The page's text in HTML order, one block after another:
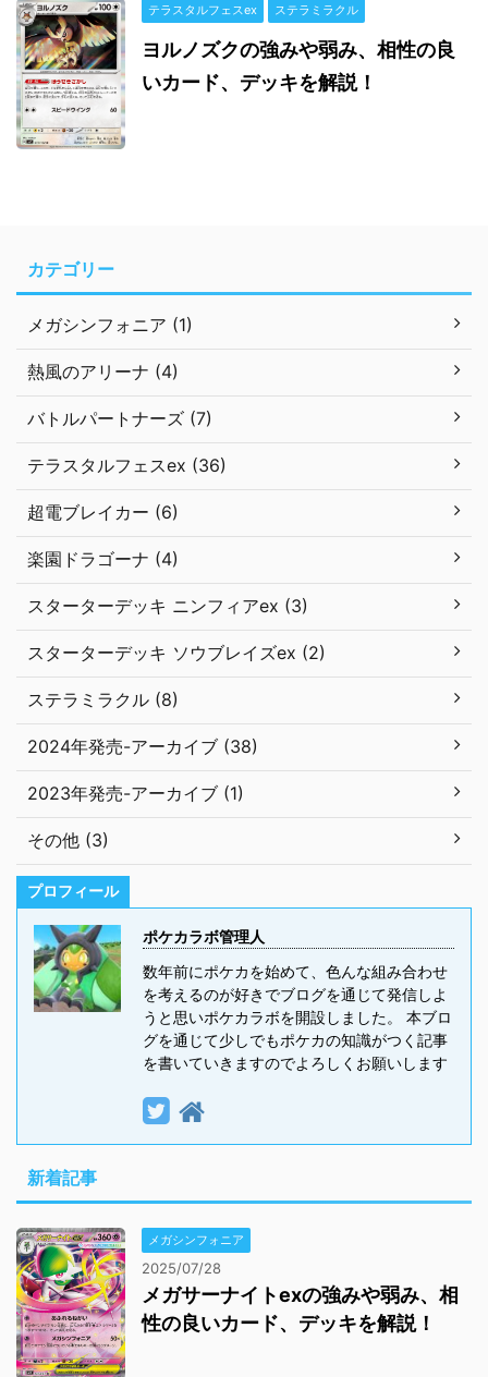
テラスタルフェスex ステラミラクル
ヨルノズクの強みや弱み、相性の良
いカード、デッキを解説！
カテゴリー
メガシンフォニア (1)
熱風のアリーナ (4)
バトルパートナーズ (7)
テラスタルフェスex (36)
超電ブレイカー (6)
楽園ドラゴーナ (4)
スターターデッキ ニンフィアex (3)
スターターデッキ ソウブレイズex (2)
ステラミラクル (8)
2024年発売-アーカイブ (38)
2023年発売-アーカイブ (1)
その他 (3)
プロフィール
ポケカラボ管理人
数年前にポケカを始めて、色んな組み合わせ
を考えるのが好きでブログを通じて発信しよ
うと思いポケカラボを開設しました。 本ブロ
グを通じて少しでもポケカの知識がつく記事
を書いていきますのでよろしくお願いします
新着記事
メガシンフォニア
2025/07/28
メガサーナイトexの強みや弱み、相
性の良いカード、デッキを解説！